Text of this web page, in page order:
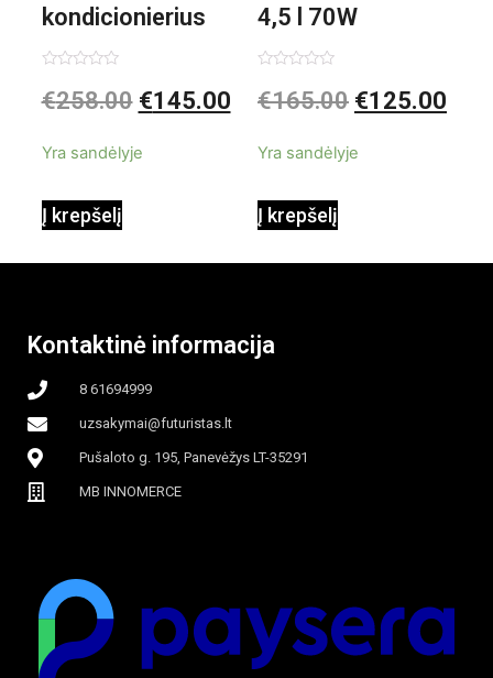
kondicionierius
Evareer
garinamasis,
apšvietimas
0
iš
€258.00 €145.00
Yra sandėlyje
Į krepšelį
4,5 l 70W
nešiojamas,
0
iš
€165.00 €125.00
Yra sandėlyje
Į krepšelį
Kontaktinė informacija
8 61694999
uzsakymai@futuristas.lt
Pušaloto g. 195, Panevėžys LT-35291
MB INNOMERCE